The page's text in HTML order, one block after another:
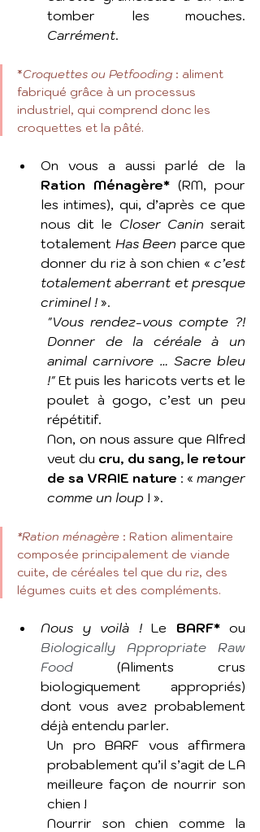
Carrément.
*Croquettes ou Petfooding : aliment
fabriqué grâce à un processus
industriel, qui comprend donc les
croquettes et la pâté.
Ration Ménagère* (RM, pour
les intimes), qui, d’après ce que
nous dit le Closer Canin serait
totalement Has Been parce que
donner du riz à son chien « c’est
totalement aberrant et presque
criminel ! ».
"Vous rendez-vous compte ?!
Donner de la céréale à un
animal carnivore … Sacre bleu
!" Et puis les haricots verts et le
poulet à gogo, c’est un peu
répétitif.
Non, on nous assure que Alfred
veut du cru, du sang, le retour
de sa VRAIE nature : « manger
comme un loup ! ».
*Ration ménagère : Ration alimentaire
composée principalement de viande
cuite, de céréales tel que du riz, des
légumes cuits et des compléments.
Nous y voilà ! Le BARF*
Biologically Appropriate Raw
Food (Aliments crus
biologiquement appropriés)
dont vous avez probablement
déjà entendu parler.
Un pro BARF vous affirmera
probablement qu’il s’agit de LA
meilleure façon de nourrir son
chien !
Nourrir son chien comme la